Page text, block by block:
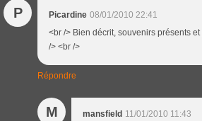
P Picardine 08/01/2010 22:41
<br /> Bien décrit, souvenirs présents
/> <br />
Répondre
M mansfield 11/01/2010 11:43